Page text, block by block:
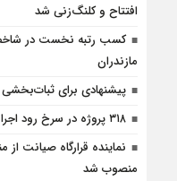
افتتاح و کلنگ‌زنی شد
کسب رتبه نخست در
مازندران
پیشنهادی برای
۳۱۸ پروژه در سرخ رود اجرا شد/ اعتبار ۱۰۰۰ میلیاردی شهری
نماینده قرارگاه صیانت
منصوب شد